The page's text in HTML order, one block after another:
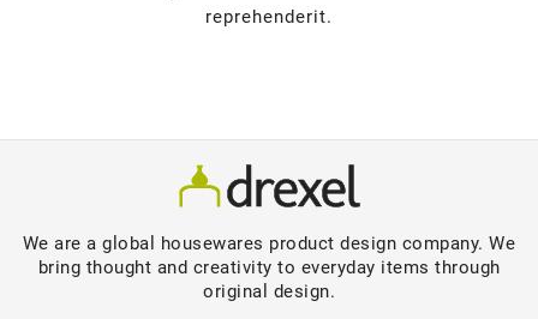
reprehenderit.
We are a global housewares product design company. We
bring thought and creativity to everyday items through
original design.